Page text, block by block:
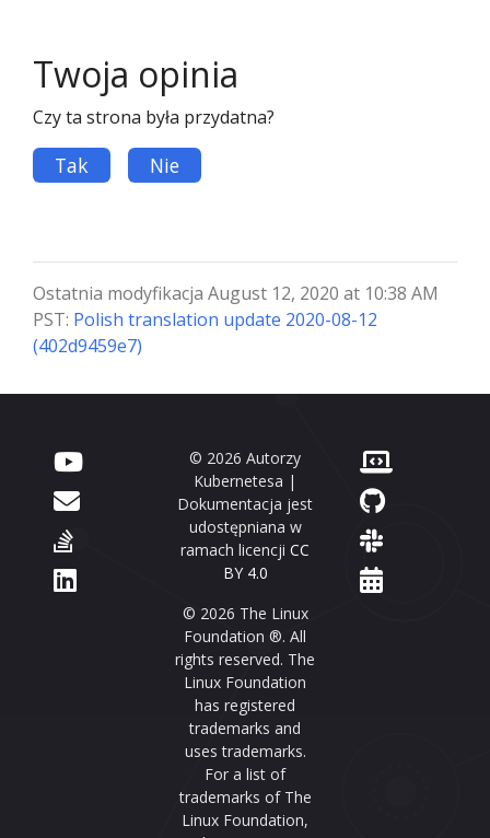
Twoja opinia
Czy ta strona była przydatna?
Tak Nie
Ostatnia modyfikacja August 12, 2020 at 10:38 AM
PST: Polish translation update 2020-08-12
(402d9459e7)
© 2026 Autorzy
Kubernetesa |
Dokumentacja jest
udostępniana w
ramach licencji CC
BY 4.0
© 2026 The Linux
Foundation ®. All
rights reserved. The
Linux Foundation
has registered
trademarks and
uses trademarks.
For a list of
trademarks of The
Linux Foundation,